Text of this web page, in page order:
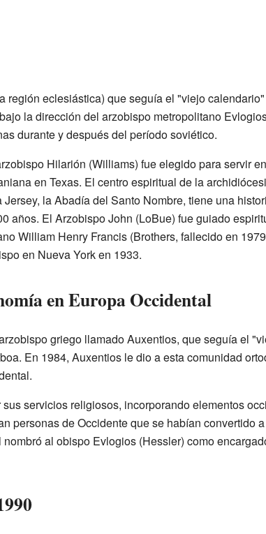
región eclesiástica) que seguía el "viejo
la dirección del arzobispo metropolitano
durante y después del período soviético.
Hilarión (Williams) fue elegido para servir
en Texas. El centro espiritual de la
Jersey, la Abadía del Santo Nombre, tiene una
años. El Arzobispo John (LoBue) fue guiado
William Henry Francis (Brothers, fallecido en
en Nueva York en 1933.
en Europa Occidental
griego llamado Auxentios, que seguía el
En 1984, Auxentios le dio a esta comunidad
servicios religiosos, incorporando elementos
personas de Occidente que se habían convertido
al obispo Evlogios (Hessler) como